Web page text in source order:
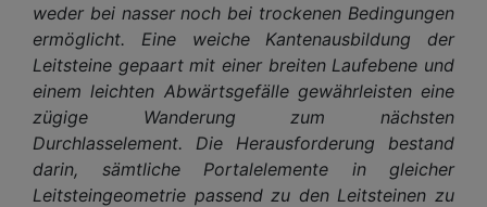
weder bei nasser noch bei trockenen Bedingungen
ermöglicht. Eine weiche Kantenausbildung der
Leitsteine gepaart mit einer breiten Laufebene und
einem leichten Abwärtsgefälle gewährleisten eine
zügige Wanderung zum nächsten
Durchlasselement. Die Herausforderung bestand
darin, sämtliche Portalelemente in gleicher
Leitsteingeometrie passend zu den Leitsteinen zu